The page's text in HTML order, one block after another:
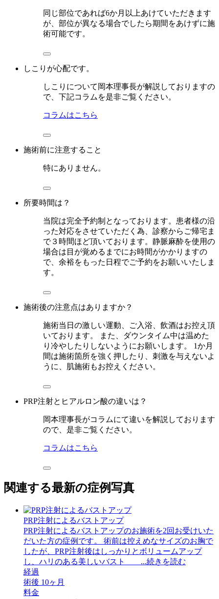
同じ部位であれば6か月以上あけていただきます
が、部位が異なる場合でしたら期間をあけずに施
術可能です。
しこりが心配です。
しこりについて岡本理事長が解説しておりますの
で、下記コラムを是非ご覧ください。
コラムはこちら
施術前に注意すること
特にありません。
所要時間は？
当院は完全予約制となっております。患者様の沿
った対応をさせていただく為、診察からご帰宅ま
で３時間ほど頂いております。静脈麻酔を使用の
場合は目が覚めるまでにお時間がかかりますの
で、余裕をもった日程でご予約をお願いいたしま
す。
施術後の注意点はありますか？
施術当日の激しい運動、ご入浴、飲酒はお控え頂
いております。 また、ダウンタイム中は温めた
り冷やしたりしないようにお願いします。 1か月
間は施術箇所を強く押したり、刺激を与えないよ
うに、肌施術もお控えください。
PRP注射とヒアルロン酸の違いは？
岡本理事長がコラムにて違いを解説しております
ので、是非ご覧ください。
コラムはこちら
関連する最新の症例写真
PRP注射によるバストアップ
PRP注射によるバストアップのお施術を2回お受けいた
だいた方の症例です。 術前は控えめなサイズのお胸で
したが、PRP注射後はしっかりとボリュームアップ
し、ハリのある美しいバスト ...続きを読む
経過
術後 10ヶ月
料金